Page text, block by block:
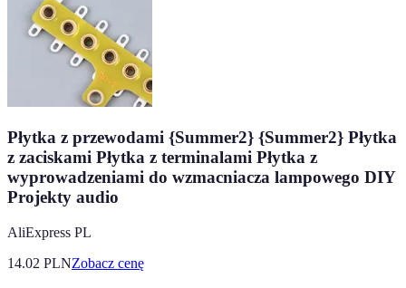
Płytka z przewodami {Summer2} {Summer2} Płytka
z zaciskami Płytka z terminalami Płytka z
wyprowadzeniami do wzmacniacza lampowego DIY
Projekty audio
AliExpress PL
14.02 PLNZobacz cenę